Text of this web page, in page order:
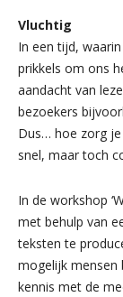
Vluchtig
In een tijd,
prikkels om ons
aandacht van
bezoekers
Dus… hoe zorg
snel, maar toch
In de workshop
met behulp van
teksten te
mogelijk mensen
kennis met de